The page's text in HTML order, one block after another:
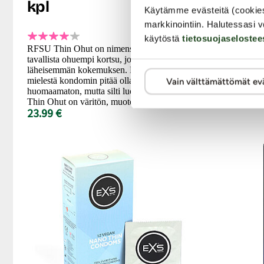
Käytämme evästeitä
markkinointiin. Halutessasi
käytöstä
Vain välttämättömät
kpl
RFSU Thin Ohut on nimensä mukaisesti
tavallista ohuempi kortsu, joka takaa
läheisemmän kokemuksen. Kaikille, joiden
mielestä kondomin pitää olla mahdollisimman
huomaamaton, mutta silti luotettava. RFSU
Thin Ohut on väritön, muotoiltu...
23.99 €
kondomi on
7.99 €